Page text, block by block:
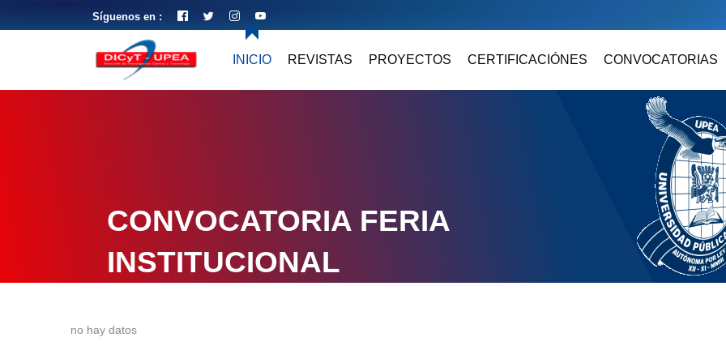
Síguenos en :
INICIO REVISTAS PROYECTOS CERTIFICACIÓNES CONVOCATORIAS
CONVOCATORIA FERIA
INSTITUCIONAL
no hay datos